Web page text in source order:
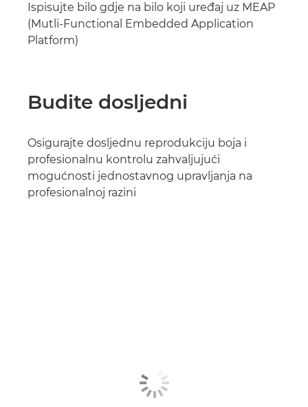
Ispisujte bilo gdje na bilo koji uređaj uz MEAP
(Mutli-Functional Embedded Application
Platform)
Budite dosljedni
Osigurajte dosljednu reprodukciju boja i
profesionalnu kontrolu zahvaljujući
mogućnosti jednostavnog upravljanja na
profesionalnoj razini